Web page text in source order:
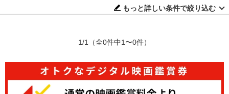
もっと詳しい条件で絞り込む
1/1 （全0件中1〜0件）